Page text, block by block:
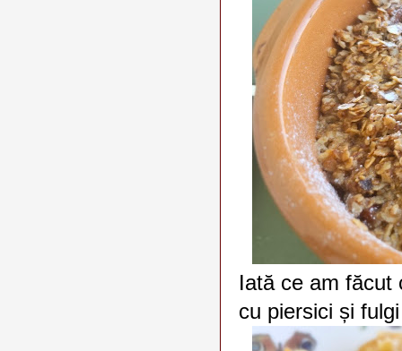
Iată ce am făcut
cu piersici și